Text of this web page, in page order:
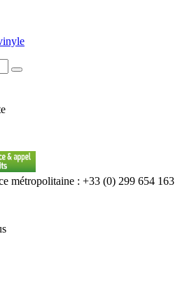
métropolitaine : +33 (0) 299 654 163